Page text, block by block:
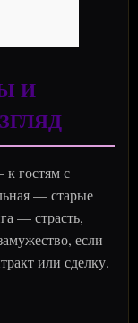
И
гостям с
— старые
— страсть,
если
или сделку.